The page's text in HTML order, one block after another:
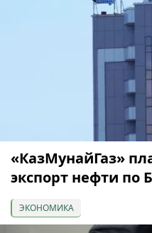
«КазМунайГаз»
экспорт нефти по
ЭКОНОМИКА